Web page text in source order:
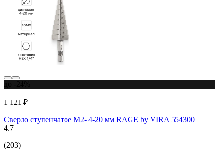
1 121 ₽
Сверло ступенчатое M2- 4-20 мм RAGE by VIRA 554300
4.7
(203)